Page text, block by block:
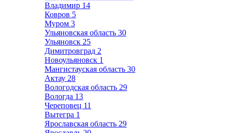
Владимир 14
Ковров 5
Муром 3
Ульяновская область 30
Ульяновск 25
Димитровград 2
Новоульяновск 1
Мангистауская область 30
Актау 28
Вологодская область 29
Вологда 13
Череповец 11
Вытегра 1
Ярославская область 29